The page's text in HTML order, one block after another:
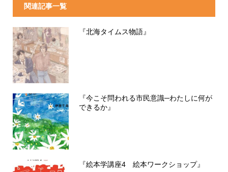
関連記事一覧
『北海タイムス物語』
『今こそ問われる市民意識─わたしに何が
できるか』
『絵本学講座4 絵本ワークショップ』